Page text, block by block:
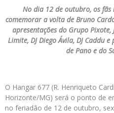
No dia 12 de outubro, os
comemorar a volta de Bruno
apresentações do Grupo Pixote,
Limite, DJ Diego Ávila, DJ Caddu
de Pano e do
O Hangar 677 (R. Henriqueto
Horizonte/MG) será o ponto de
no feriadão de 12 de outubro,